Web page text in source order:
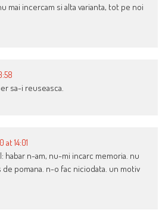
mai incercam si alta varianta, tot pe noi
sa-i reuseasca.
14:01
habar n-am, nu-mi incarc memoria. nu
pomana. n-o fac niciodata. un motiv